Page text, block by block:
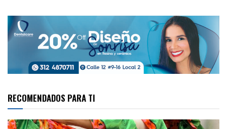
RECOMENDADOS PARA TI